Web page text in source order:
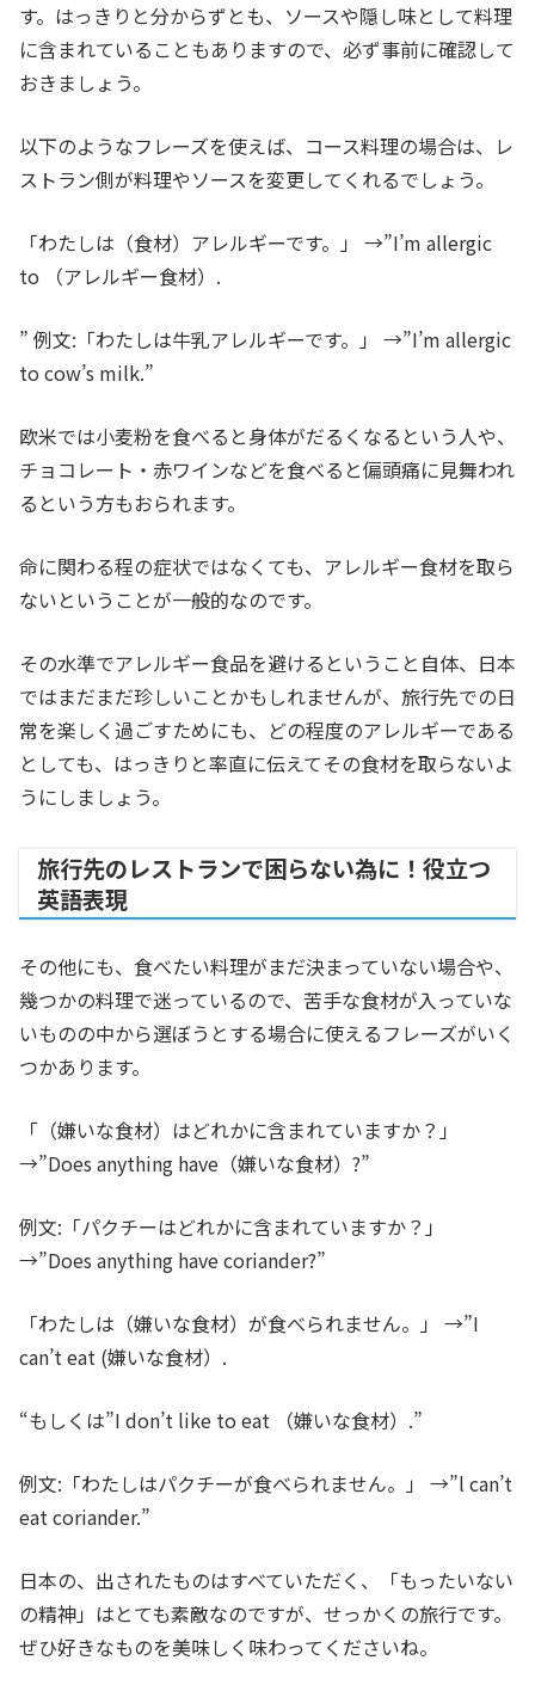
す。はっきりと分からずとも、ソースや隠し味として料理
に含まれていることもありますので、必ず事前に確認して
おきましょう。
以下のようなフレーズを使えば、コース料理の場合は、レ
ストラン側が料理やソースを変更してくれるでしょう。
「わたしは（食材）アレルギーです。」 →”I’m allergic
to （アレルギー食材）.
” 例文:「わたしは牛乳アレルギーです。」 →”I’m allergic
to cow’s milk.”
欧米では小麦粉を食べると身体がだるくなるという人や、
チョコレート・赤ワインなどを食べると偏頭痛に見舞われ
るという方もおられます。
命に関わる程の症状ではなくても、アレルギー食材を取ら
ないということが一般的なのです。
その水準でアレルギー食品を避けるということ自体、日本
ではまだまだ珍しいことかもしれませんが、旅行先での日
常を楽しく過ごすためにも、どの程度のアレルギーである
としても、はっきりと率直に伝えてその食材を取らないよ
うにしましょう。
旅行先のレストランで困らない為に！役立つ
英語表現
その他にも、食べたい料理がまだ決まっていない場合や、
幾つかの料理で迷っているので、苦手な食材が入っていな
いものの中から選ぼうとする場合に使えるフレーズがいく
つかあります。
「（嫌いな食材）はどれかに含まれていますか？」
→”Does anything have（嫌いな食材）?”
例文:「パクチーはどれかに含まれていますか？」
→”Does anything have coriander?”
「わたしは（嫌いな食材）が食べられません。」 →”I
can’t eat (嫌いな食材）.
“もしくは”I don’t like to eat （嫌いな食材）.”
例文:「わたしはパクチーが食べられません。」 →”l can’t
eat coriander.”
日本の、出されたものはすべていただく、「もったいない
の精神」はとても素敵なのですが、せっかくの旅行です。
ぜひ好きなものを美味しく味わってくださいね。